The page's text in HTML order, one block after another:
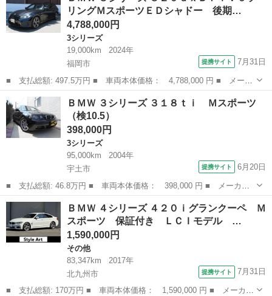
ォートＰ...
リングＭスポーツＥＤシャドー 後期…
4,788,000円
3シリーズ
19,000km
2024年
福岡市
提携サイト 7月31日
■ 支払総額: 497.5万円 ■ 車両本体価格： 4,788,000 円 ■ メーカ
ー名： ＢＭＷ ■ 車種名： ３シリーズ ■ グレード名： ３２０
ｄｘＤｒｉｖｅツーリングＭスポーツＥＤシャドー 後期 禁煙車
１９ＡＷ...
福岡市
ＢＭＷ ３シリーズ ３１８ｔｉ Ｍスポーツ
（検10.5）
398,000円
3シリーズ
95,000km
2004年
宇土市
提携サイト 6月20日
■ 支払総額: 46.8万円 ■ 車両本体価格： 398,000 円 ■ メーカー
名： ＢＭＷ ■ 車種名： ３シリーズ ■ グレード名： ３１８ｔ
ｉ Ｍスポーツ ■ 排気量： 2000cc ■ ドア枚数： 3D ■ ミッ...
熊本 宇土市
ＢＭＷ ４シリーズ ４２０ｉグランクーペ Ｍ
スポーツ 保証付き ＬＣＩモデル …
1,590,000円
その他
83,347km
2017年
北九州市
提携サイト 7月31日
■ 支払総額: 170万円 ■ 車両本体価格： 1,590,000 円 ■ メーカー